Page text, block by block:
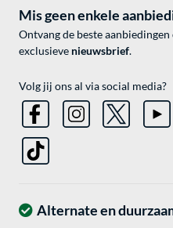
Mis geen enkele
Ontvang de beste
exclusieve nieuwsbrief.
Volg jij ons al via social media?
Alternate en